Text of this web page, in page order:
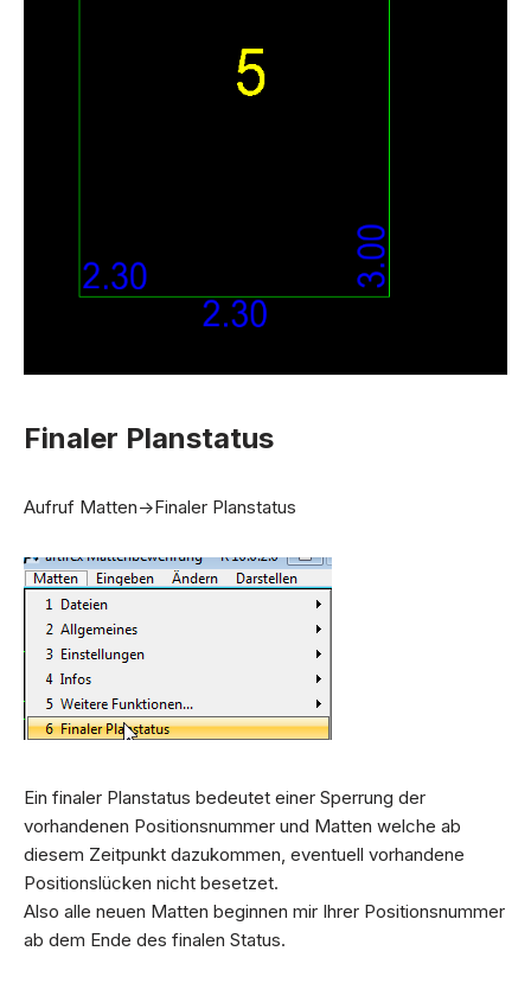
Finaler Planstatus
Aufruf Matten->Finaler Planstatus
Ein finaler Planstatus bedeutet einer Sperrung der
vorhandenen Positionsnummer und Matten welche ab
diesem Zeitpunkt dazukommen, eventuell vorhandene
Positionslücken nicht besetzet.
Also alle neuen Matten beginnen mir Ihrer Positionsnummer
ab dem Ende des finalen Status.